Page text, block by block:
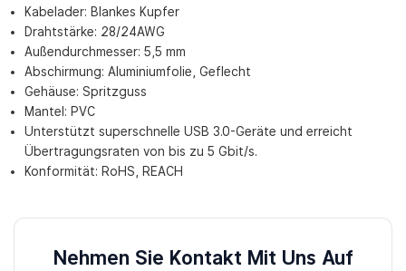
Kabelader: Blankes Kupfer
Drahtstärke: 28/24AWG
Außendurchmesser: 5,5 mm
Abschirmung: Aluminiumfolie, Geflecht
Gehäuse: Spritzguss
Mantel: PVC
Unterstützt superschnelle USB 3.0-Geräte und erreicht
Übertragungsraten von bis zu 5 Gbit/s.
Konformität: RoHS, REACH
Nehmen Sie Kontakt Mit Uns Auf